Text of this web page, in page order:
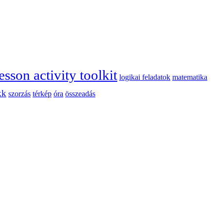
activity toolkit logikai feladatok matematika
szorzás térkép óra összeadás